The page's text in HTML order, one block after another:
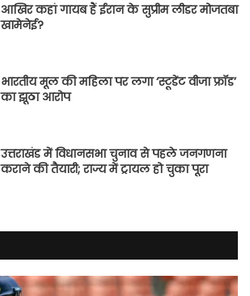
आखिर कहां गायब हैं ईरान के सुप्रीम लीडर मोजतबा
खामेनेई?
भारतीय मूल की महिला पर लगा ‘स्टूडेंट वीजा फ्रॉड’
का झूठा आरोप
उत्तराखंड में विधानसभा चुनाव से पहले जनगणना
कराने की तैयारी; राज्य में ट्रायल हो चुका पूरा